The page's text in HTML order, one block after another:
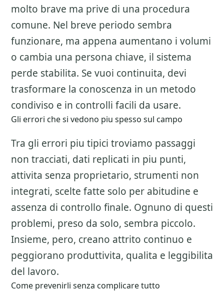
molto brave ma prive di una procedura
comune. Nel breve periodo sembra
funzionare, ma appena aumentano i volumi
o cambia una persona chiave, il sistema
perde stabilita. Se vuoi continuita, devi
trasformare la conoscenza in un metodo
condiviso e in controlli facili da usare.
Gli errori che si vedono piu spesso sul campo
Tra gli errori piu tipici troviamo passaggi
non tracciati, dati replicati in piu punti,
attivita senza proprietario, strumenti non
integrati, scelte fatte solo per abitudine e
assenza di controllo finale. Ognuno di questi
problemi, preso da solo, sembra piccolo.
Insieme, pero, creano attrito continuo e
peggiorano produttivita, qualita e leggibilita
del lavoro.
Come prevenirli senza complicare tutto